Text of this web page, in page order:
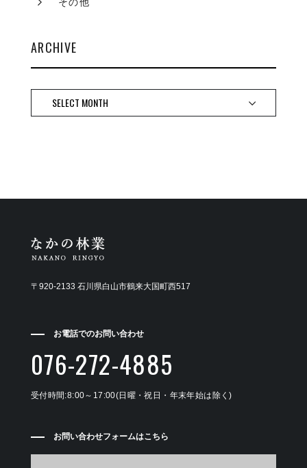
その他
ARCHIVE
〒920-2133 石川県白山市鶴来大国町西517
お電話でのお問い合わせ
076-272-4885
受付時間:8:00～17:00(日曜・祝日・年末年始は除く)
お問い合わせフォームはこちら